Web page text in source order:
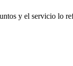
y el servicio lo